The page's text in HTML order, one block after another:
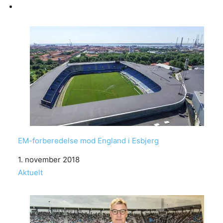
EM-forberedelse mod England i Esbjerg
Date
1. november 2018
In relation to
Aktuelt